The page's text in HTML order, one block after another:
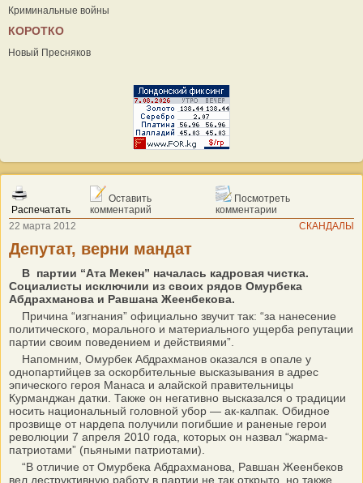
Криминальные войны
КОРОТКО
Новый Пресняков
Распечатать
Оставить
комментарий
Посмотреть
комментарии
22 марта 2012
СКАНДАЛЫ
Депутат, верни мандат
В партии “Ата Мекен” началась кадровая чистка.
Социалисты исключили из своих рядов Омурбека
Абдрахманова и Равшана Жеенбекова.
Причина “изгнания” официально звучит так: “за нанесение
политического, морального и материального ущерба репутации
партии своим поведением и действиями”.
Напомним, Омурбек Абдрахманов оказался в опале у
однопартийцев за оскорбительные высказывания в адрес
эпического героя Манаса и алайской правительницы
Курманджан датки. Также он негативно высказался о традиции
носить национальный головной убор — ак-калпак. Обидное
прозвище от нардепа получили погибшие и раненые герои
революции 7 апреля 2010 года, которых он назвал “жарма-
патриотами” (пьяными патриотами).
“В отличие от Омурбека Абдрахманова, Равшан Жеенбеков
вел деструктивную работу в партии не так открыто, но также